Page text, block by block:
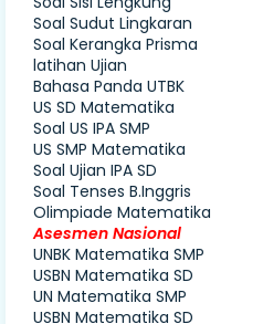
Soal Sudut Lingkaran
Soal Kerangka Prisma
latihan Ujian
Bahasa Panda UTBK
US SD Matematika
Soal US IPA SMP
US SMP Matematika
Soal Ujian IPA SD
Soal Tenses B.Inggris
Olimpiade Matematika
Asesmen Nasional
UNBK Matematika SMP
USBN Matematika SD
UN Matematika SMP
USBN Matematika SD